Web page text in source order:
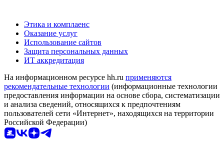
Этика и комплаенс
Оказание услуг
Использование сайтов
Защита персональных данных
ИТ аккредитация
На информационном ресурсе hh.ru применяются
рекомендательные технологии (информационные технологии
предоставления информации на основе сбора, систематизации
и анализа сведений, относящихся к предпочтениям
пользователей сети «Интернет», находящихся на территории
Российской Федерации)